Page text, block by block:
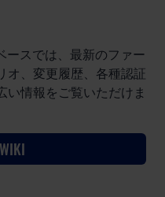
ースでは、最新のファー
オ、変更履歴、各種認証
い情報をご覧いただけま